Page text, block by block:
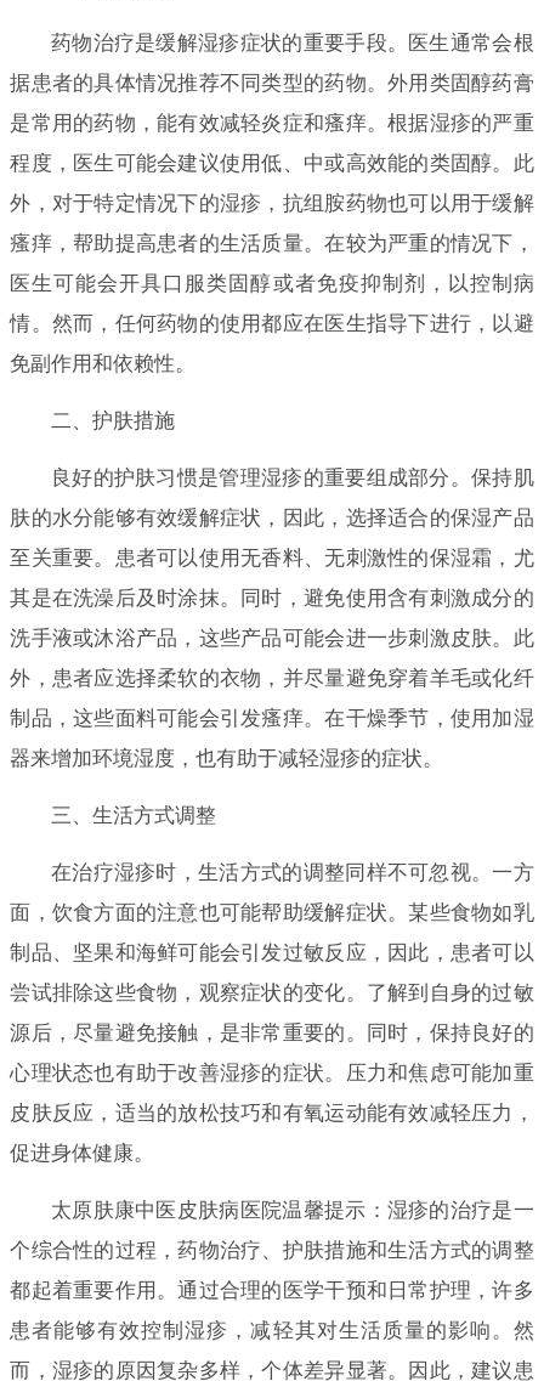
药物治疗是缓解湿疹症状的重要手段。医生通常会根
据患者的具体情况推荐不同类型的药物。外用类固醇药膏
是常用的药物，能有效减轻炎症和瘙痒。根据湿疹的严重
程度，医生可能会建议使用低、中或高效能的类固醇。此
外，对于特定情况下的湿疹，抗组胺药物也可以用于缓解
瘙痒，帮助提高患者的生活质量。在较为严重的情况下，
医生可能会开具口服类固醇或者免疫抑制剂，以控制病
情。然而，任何药物的使用都应在医生指导下进行，以避
免副作用和依赖性。
二、护肤措施
良好的护肤习惯是管理湿疹的重要组成部分。保持肌
肤的水分能够有效缓解症状，因此，选择适合的保湿产品
至关重要。患者可以使用无香料、无刺激性的保湿霜，尤
其是在洗澡后及时涂抹。同时，避免使用含有刺激成分的
洗手液或沐浴产品，这些产品可能会进一步刺激皮肤。此
外，患者应选择柔软的衣物，并尽量避免穿着羊毛或化纤
制品，这些面料可能会引发瘙痒。在干燥季节，使用加湿
器来增加环境湿度，也有助于减轻湿疹的症状。
三、生活方式调整
在治疗湿疹时，生活方式的调整同样不可忽视。一方
面，饮食方面的注意也可能帮助缓解症状。某些食物如乳
制品、坚果和海鲜可能会引发过敏反应，因此，患者可以
尝试排除这些食物，观察症状的变化。了解到自身的过敏
源后，尽量避免接触，是非常重要的。同时，保持良好的
心理状态也有助于改善湿疹的症状。压力和焦虑可能加重
皮肤反应，适当的放松技巧和有氧运动能有效减轻压力，
促进身体健康。
太原肤康中医皮肤病医院温馨提示：湿疹的治疗是一
个综合性的过程，药物治疗、护肤措施和生活方式的调整
都起着重要作用。通过合理的医学干预和日常护理，许多
患者能够有效控制湿疹，减轻其对生活质量的影响。然
而，湿疹的原因复杂多样，个体差异显著。因此，建议患